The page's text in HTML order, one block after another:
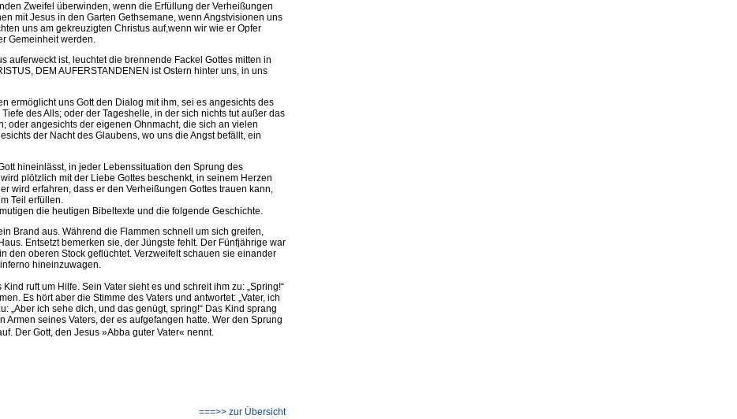
Zweifel überwinden, wenn die Erfüllung der Verheißungen
mit Jesus in den Garten Gethsemane, wenn Angstvisionen uns
uns am gekreuzigten Christus auf,wenn wir wie er Opfer
Gemeinheit werden.
auferweckt ist, leuchtet die brennende Fackel Gottes mitten in
DEM AUFERSTANDENEN ist Ostern hinter uns, in uns
ermöglicht uns Gott den Dialog mit ihm, sei es angesichts des
des Alls; oder der Tageshelle, in der sich nichts tut außer das
oder angesichts der eigenen Ohnmacht, die sich an vielen
der Nacht des Glaubens, wo uns die Angst befällt, ein
hineinlässt, in jeder Lebenssituation den Sprung des
plötzlich mit der Liebe Gottes beschenkt, in seinem Herzen
wird erfahren, dass er den Verheißungen Gottes trauen kann,
Teil erfüllen.
die heutigen Bibeltexte und die folgende Geschichte.
Brand aus. Während die Flammen schnell um sich greifen,
Entsetzt bemerken sie, der Jüngste fehlt. Der Fünfjährige war
den oberen Stock geflüchtet. Verzweifelt schauen sie einander
hineinzuwagen.
ruft um Hilfe. Sein Vater sieht es und schreit ihm zu: „Spring!“
Es hört aber die Stimme des Vaters und antwortet: „Vater, ich
„Aber ich sehe dich, und das genügt, spring!“ Das Kind sprang
Armen seines Vaters, der es aufgefangen hatte. Wer den Sprung
Der Gott, den Jesus »Abba guter Vater« nennt.
===>> zur Übersicht